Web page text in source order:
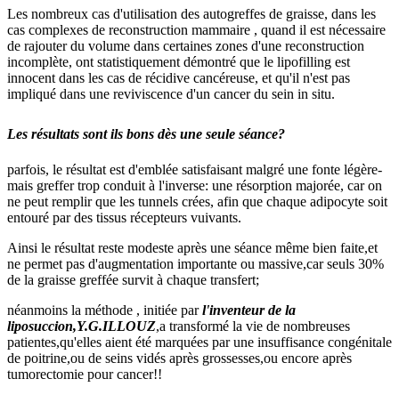
Les nombreux cas d'utilisation des autogreffes de graisse, dans les
cas complexes de reconstruction mammaire , quand il est nécessaire
de rajouter du volume dans certaines zones d'une reconstruction
incomplète, ont statistiquement démontré que le lipofilling est
innocent dans les cas de récidive cancéreuse, et qu'il n'est pas
impliqué dans une reviviscence d'un cancer du sein in situ.
Les résultats sont ils bons dès une seule séance?
parfois, le résultat est d'emblée satisfaisant malgré une fonte légère-
mais greffer trop conduit à l'inverse: une résorption majorée, car on
ne peut remplir que les tunnels crées, afin que chaque adipocyte soit
entouré par des tissus récepteurs vuivants.
Ainsi le résultat reste modeste après une séance même bien faite,et
ne permet pas d'augmentation importante ou massive,car seuls 30%
de la graisse greffée survit à chaque transfert;
néanmoins la méthode , initiée parl'inventeur de la
liposuccion,Y.G.ILLOUZ,a transformé la vie de nombreuses
patientes,qu'elles aient été marquées par une insuffisance congénitale
de poitrine,ou de seins vidés après grossesses,ou encore après
tumorectomie pour cancer!!